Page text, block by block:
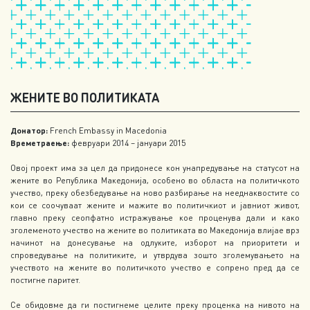
ЖЕНИТЕ ВО ПОЛИТИКАТА
Донатор: French Embassy in Macedonia
Времетраење: февруари 2014 – јануари 2015
Овој проект има за цел да придонесе кон унапредување на статусот на
жените во Република Македонија, особено во областа на политичкото
учество, преку обезбедување на ново разбирање на нееднаквостите со
кои се соочуваат жените и мажите во политичкиот и јавниот живот,
главно преку сеопфатно истражување кое проценува дали и како
зголеменото учество на жените во политиката во Македонија влијае врз
начинот на донесување на одлуките, изборот на приоритети и
спроведување на политиките, и утврдува зошто зголемувањето на
учеството на жените во политичкото учество е сопрено пред да се
постигне паритет.
Се обидовме да ги постигнеме целите преку проценка на нивото на